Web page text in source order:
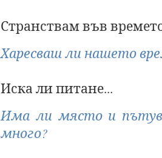
Странствам във
Харесваш ли нашето
Иска ли питане...
Има ли място и
много?